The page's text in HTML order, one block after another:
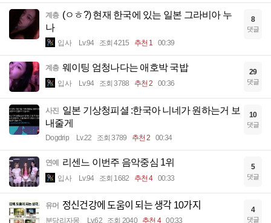
계층 (ㅇㅎ?) 현재 한국에 있는 일본 그라비아 누
나
입사 Lv.94 조회 4215 추천 1 00:39
8
댓글
계층 웨이팅 엄청나다는 애호박 국밥
입사 Lv.94 조회 3788 추천 2 00:36
29
댓글
사진 일본 기상청피셜 :한국아 니네가 원하는거 보
내줄게
Dogdrip Lv.22 조회 3789 추천 2 00:34
10
댓글
연예 리센느 이번주 음악중심 1위
입사 Lv.94 조회 1682 추천 4 00:33
5
댓글
유머 정신건강에 도움이 되는 생각 10가지
분당리자몽 Lv.62 조회 2040 추천 4 00:33
4
댓글